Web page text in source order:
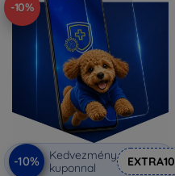
-10%
-10%
Kedvezmény
kuponnal
EXTRA10